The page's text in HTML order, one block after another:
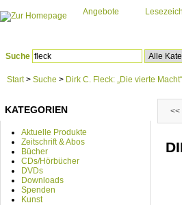
Angebote
Suche
Start> Suche > Dirk C. Fleck: „Die vierte Macht“
KATEGORIEN
Aktuelle Produkte
Zeitschrift & Abos
Bücher
CDs/Hörbücher
DVDs
Downloads
Spenden
Kunst
<<